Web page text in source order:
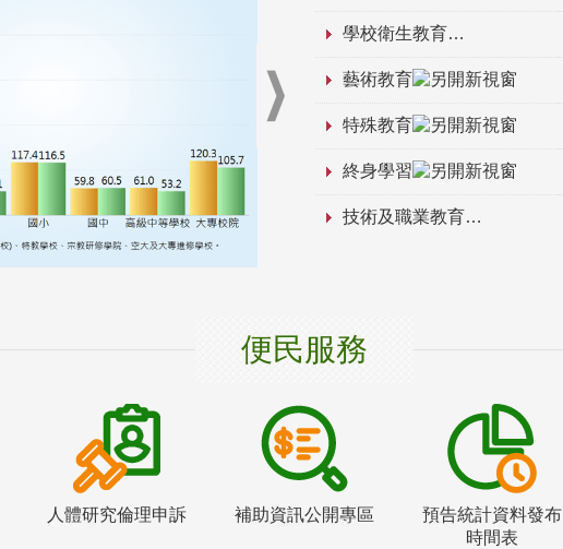
學校衛生教育
藝術教育
特殊教育
終身學習
技術及職業教育
便民服務
人體研究倫理申訴 補助資訊公開專區
預告統計資料發布
時間表